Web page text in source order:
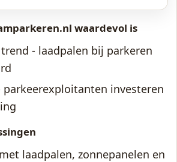
waardevol is
- laadpalen bij parkeren
parkeerexploitanten investeren
laadpalen, zonnepanelen en